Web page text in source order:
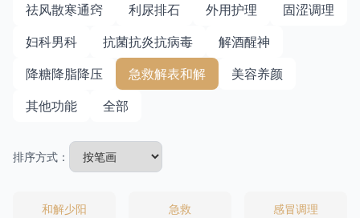
祛风散寒通窍
利尿排石 外用护理
固涩调理
妇科男科
抗菌抗炎抗病毒
解酒醒神
降糖降脂降压
急救解表和解
美容养颜
其他功能
全部
排序方式：
和解少阳 急救 感冒调理